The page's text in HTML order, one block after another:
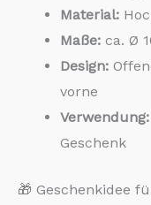
Material:
Maße: ca. Ø
Design:
vorne
Verwendung:
Geschenk
🎁 Geschenkidee